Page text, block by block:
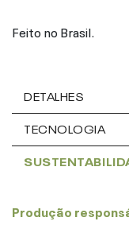
Feito no Brasil.
DETALHES
TECNOLOGIA
Produção